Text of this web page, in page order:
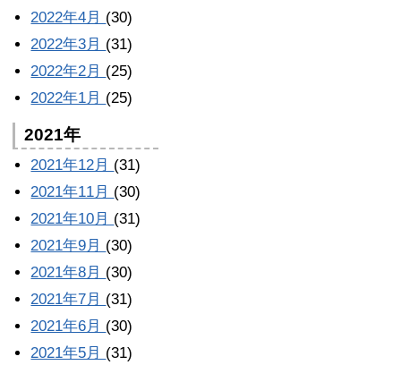
2022年4月 (30)
2022年3月 (31)
2022年2月 (25)
2022年1月 (25)
2021年
2021年12月 (31)
2021年11月 (30)
2021年10月 (31)
2021年9月 (30)
2021年8月 (30)
2021年7月 (31)
2021年6月 (30)
2021年5月 (31)